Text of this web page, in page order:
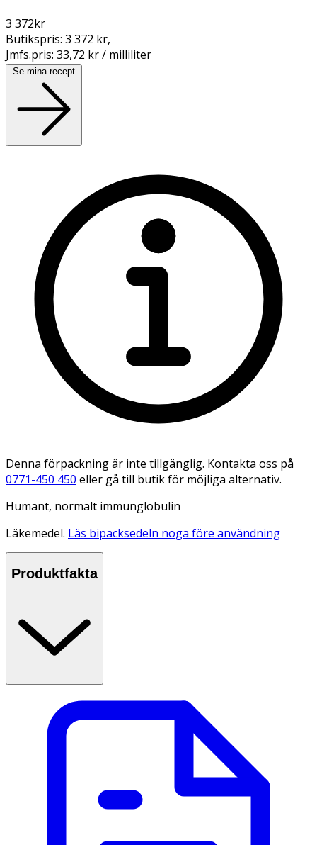
3 372kr
Butikspris: 3 372 kr,
Jmfs.pris: 33,72 kr / milliliter
Se mina recept
Denna förpackning är inte tillgänglig. Kontakta oss på
0771-450 450 eller gå till butik för möjliga alternativ.
Humant, normalt immunglobulin
Läkemedel. Läs bipacksedeln noga före användning
Produktfakta